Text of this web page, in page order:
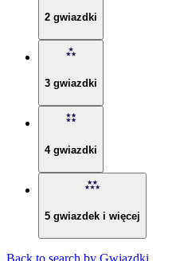
2 gwiazdki
3 gwiazdki
4 gwiazdki
5 gwiazdek i więcej
Back to search by Gwiazdki